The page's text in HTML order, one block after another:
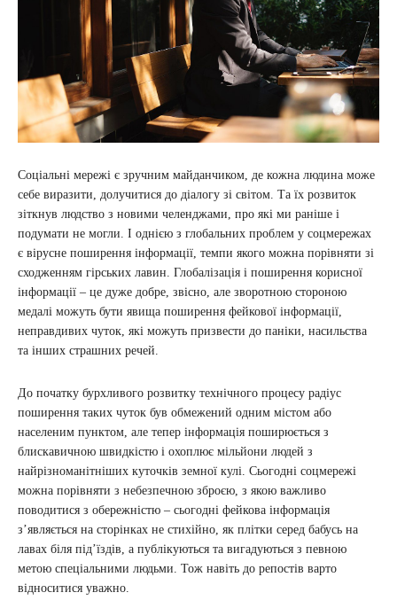
Соціальні мережі є зручним майданчиком, де кожна людина може
себе виразити, долучитися до діалогу зі світом. Та їх розвиток
зіткнув людство з новими челенджами, про які ми раніше і
подумати не могли. І однією з глобальних проблем у соцмережах
є вірусне поширення інформації, темпи якого можна порівняти зі
сходженням гірських лавин. Глобалізація і поширення корисної
інформації – це дуже добре, звісно, але зворотною стороною
медалі можуть бути явища поширення фейкової інформації,
неправдивих чуток, які можуть призвести до паніки, насильства
та інших страшних речей.
До початку бурхливого розвитку технічного процесу радіус
поширення таких чуток був обмежений одним містом або
населеним пунктом, але тепер інформація поширюється з
блискавичною швидкістю і охоплює мільйони людей з
найрізноманітніших куточків земної кулі. Сьогодні соцмережі
можна порівняти з небезпечною зброєю, з якою важливо
поводитися з обережністю – сьогодні фейкова інформація
з’являється на сторінках не стихійно, як плітки серед бабусь на
лавах біля під’їздів, а публікуються та вигадуються з певною
метою спеціальними людьми. Тож навіть до репостів варто
відноситися уважно.